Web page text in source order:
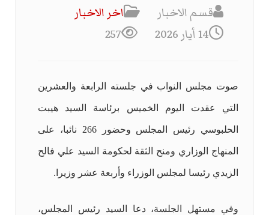
قسم الاخبار
اخر الاخبار
14 أيار 2026
257
صوت مجلس النواب في جلسته الرابعة والعشرين
التي عقدت اليوم الخميس برئاسة السيد هيبت
الحلبوسي رئيس المجلس وحضور 266 نائبا، على
المنهاج الوزاري ومنح الثقة لحكومة السيد علي فالح
الزيدي رئيسا لمجلس الوزراء وأربعة عشر وزيرا.
وفي مستهل الجلسة، دعا السيد رئيس المجلس،